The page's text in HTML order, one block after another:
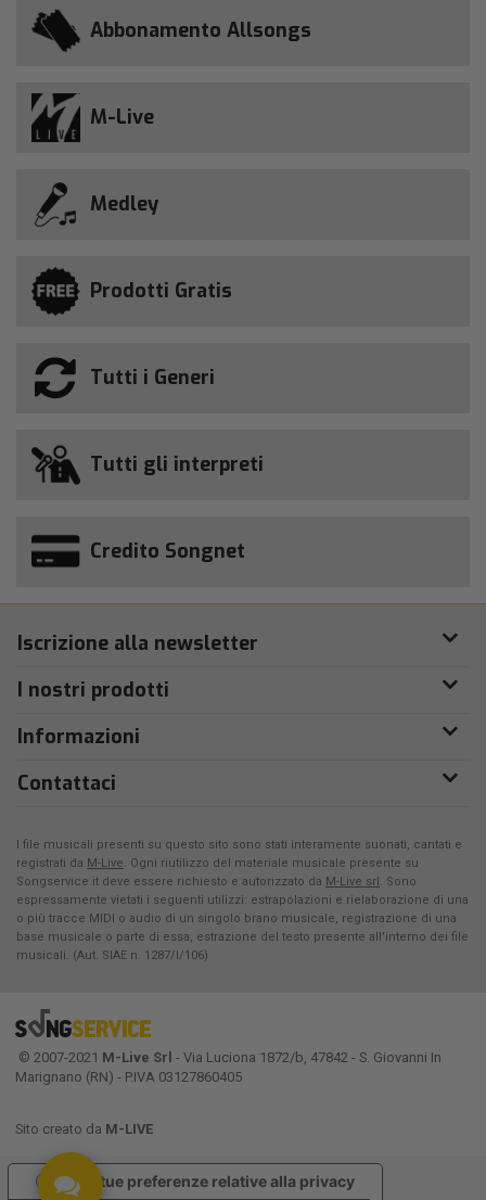
Abbonamento Allsongs
M-Live
Medley
Prodotti Gratis
Tutti i Generi
Tutti gli interpreti
Credito Songnet
Iscrizione alla newsletter
I nostri prodotti
Informazioni
Contattaci
I file musicali presenti su questo sito sono stati interamente suonati, cantati e
registrati da M-Live. Ogni riutilizzo del materiale musicale presente su
Songservice.it deve essere richiesto e autorizzato da M-Live srl. Sono
espressamente vietati i seguenti utilizzi: estrapolazioni e rielaborazione di una
o più tracce MIDI o audio di un singolo brano musicale, registrazione di una
base musicale o parte di essa, estrazione del testo presente all'interno dei file
musicali. (Aut. SIAE n. 1287/I/106)
© 2007-2021 M-Live Srl - Via Luciona 1872/b, 47842 - S. Giovanni In
Marignano (RN) - P.IVA 03127860405
Sito creato da M-LIVE
Le tue preferenze relative alla privacy